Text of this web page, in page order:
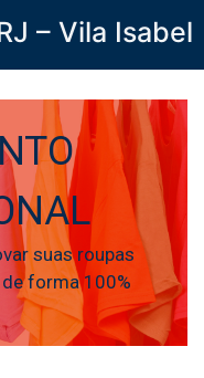
– Vila Isabel
suas roupas
forma 100%